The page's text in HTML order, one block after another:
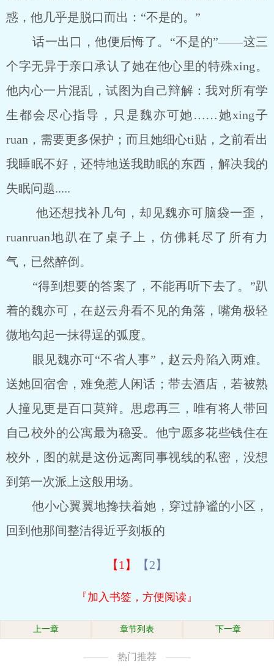
惑，他几乎是脱口而出：“不是的。”
话一出口，他便后悔了。“不是的”――这三
个字无异于亲口承认了她在他心里的特殊xing。
他内心一片混乱，试图为自己辩解：我对所有学
生都会尽心指导，只是魏亦可她……她xing子
ruan，需要更多保护；而且她细心ti贴，之前看出
我睡眠不好，还特地送我助眠的东西，解决我的
失眠问题.....
他还想找补几句，却见魏亦可脑袋一歪，
ruanruan地趴在了桌子上，仿佛耗尽了所有力
气，已然醉倒。
“得到想要的答案了，不能再听下去了。”趴
着的魏亦可，在赵云舟看不见的角落，嘴角极轻
微地勾起一抹得逞的弧度。
眼见魏亦可“不省人事”，赵云舟陷入两难。
送她回宿舍，难免惹人闲话；带去酒店，若被熟
人撞见更是百口莫辩。思虑再三，唯有将人带回
自己校外的公寓最为稳妥。他宁愿多花些钱住在
校外，图的就是这份远离同事视线的私密，没想
到第一次派上这般用场。
他小心翼翼地搀扶着她，穿过静谧的小区，
回到他那间整洁得近乎刻板的
【1】 【2】
『加入书签，方便阅读』
上一章 章节列表 下一章
热门推荐